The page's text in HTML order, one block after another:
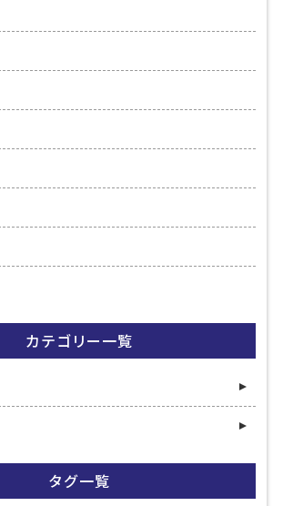
カテゴリー一覧
タグ一覧